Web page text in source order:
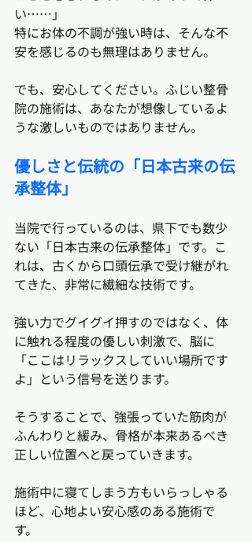
い……」
特にお体の不調が強い時は、そんな不
安を感じるのも無理はありません。
でも、安心してください。ふじい整骨
院の施術は、あなたが想像しているよ
うな激しいものではありません。
優しさと伝統の「日本古来の伝
承整体」
当院で行っているのは、県下でも数少
ない「日本古来の伝承整体」です。こ
れは、古くから口頭伝承で受け継がれ
てきた、非常に繊細な技術です。
強い力でグイグイ押すのではなく、体
に触れる程度の優しい刺激で、脳に
「ここはリラックスしていい場所です
よ」という信号を送ります。
そうすることで、強張っていた筋肉が
ふんわりと緩み、骨格が本来あるべき
正しい位置へと戻っていきます。
施術中に寝てしまう方もいらっしゃる
ほど、心地よい安心感のある施術で
す。